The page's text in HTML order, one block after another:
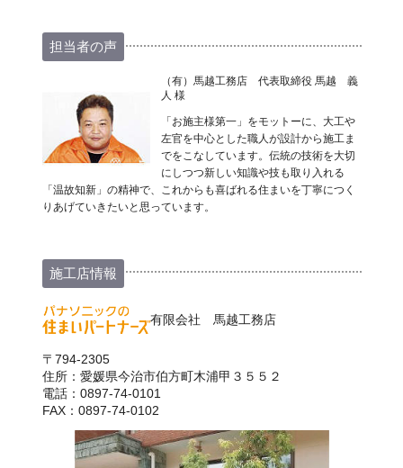
担当者の声
（有）馬越工務店 代表取締役 馬越 義
人 様
「お施主様第一」をモットーに、大工や
左官を中心とした職人が設計から施工ま
でをこなしています。伝統の技術を大切
にしつつ新しい知識や技も取り入れる
「温故知新」の精神で、これからも喜ばれる住まいを丁寧につく
りあげていきたいと思っています。
施工店情報
有限会社 馬越工務店
〒794-2305
住所：愛媛県今治市伯方町木浦甲３５５２
電話：0897-74-0101
FAX：0897-74-0102